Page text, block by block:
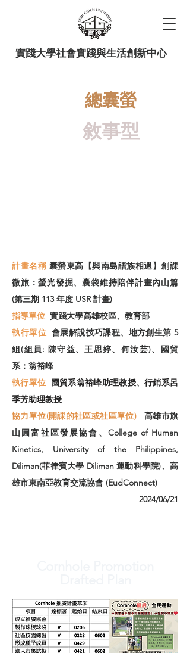
實踐大學社會實踐與生活創新中心
總囊螢
敘事型
計畫名稱 囊螢東高【與南島語族相遇】創課
微旅：螢光發掘、囊袋維持陪伴計畫內山篇
(第三期 113 年度 USR 計畫)
指導單位 實踐大學高雄校區、教育部
​執行單位 會展解說技巧課程、地方創生第 5
組(組員: 陳守益、王思婷、何汝芸)、國貿
系：翁裕峰
執行單位 國貿系翁裕峰助理教授、行銷系呂
季芳助理教授
協力單位(開課的社區或社區單位)
高雄市旗
山圓富社區發展協會、College of Human
Kinetics, University of the Philippines,
Diliman(菲律賓大學 Diliman 運動科學院)、高
雄市東南亞教育交流協會 (EudConnect)
2024/06/21